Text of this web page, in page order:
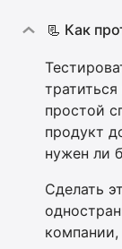
📃 Как
простой
продукт
нужен ли
Сделать